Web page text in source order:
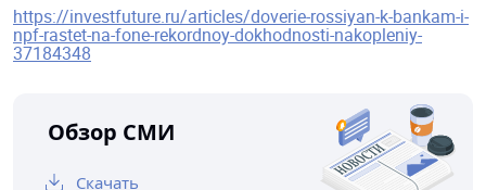
https://investfuture.ru/articles/doverie-rossiyan-k-bankam-i-
npf-rastet-na-fone-rekordnoy-dokhodnosti-nakopleniy-
37184348
Обзор СМИ
Скачать